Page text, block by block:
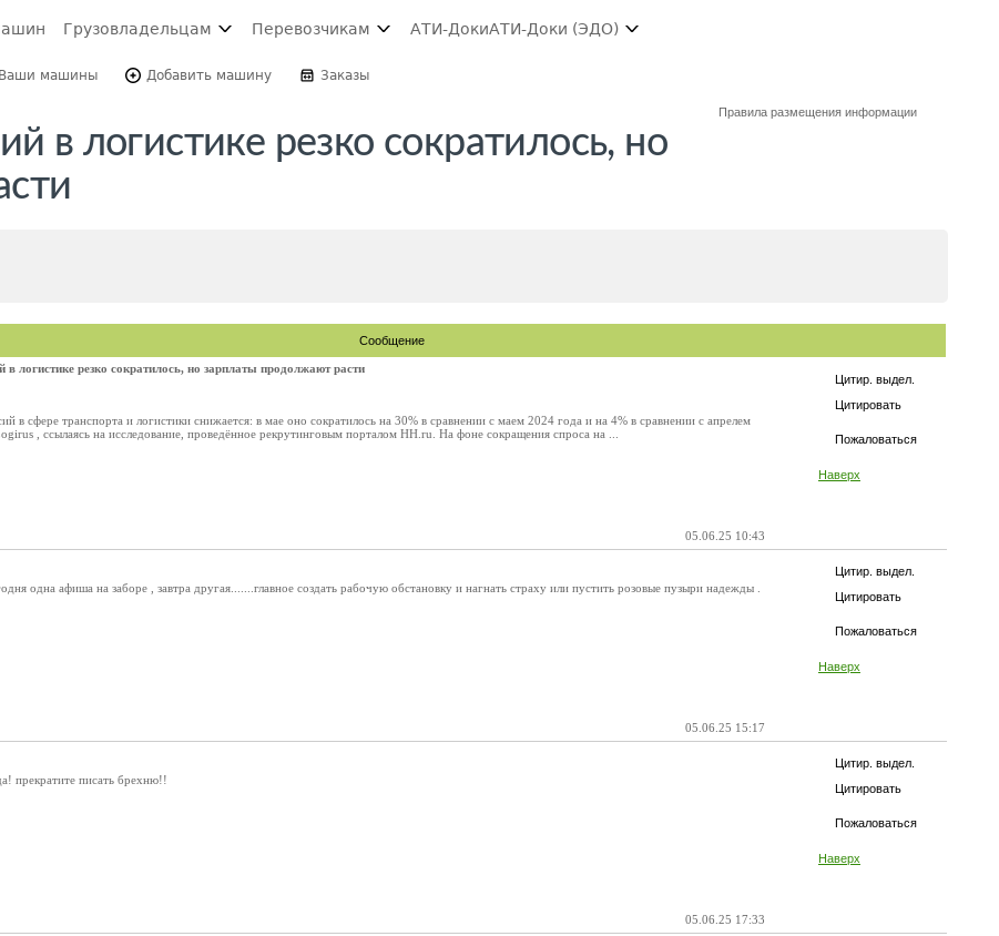
Грузовладельцам Перевозчикам АТИ-ДокиАТИ-Доки (ЭДО)
Ваши машины Добавить машину Заказы
Правила размещения информации
в логистике резко сократилось, но
Сообщение
Цитир. выдел.
Цитировать
Пожаловаться
Наверх
в логистике резко сократилось, но зарплаты продолжают расти
в сфере транспорта и логистики снижается: в мае оно сократилось на 30% в сравнении с маем 2024 года и на 4% в сравнении с апрелем
, ссылаясь на исследование, проведённое рекрутинговым порталом HH.ru. На фоне сокращения спроса на ...
05.06.25 10:43
Цитир. выдел.
Цитировать
Пожаловаться
Наверх
одна афиша на заборе , завтра другая.......главное создать рабочую обстановку и нагнать страху или пустить розовые пузыри надежды .
05.06.25 15:17
Цитир. выдел.
Цитировать
Пожаловаться
Наверх
прекратите писать брехню!!
05.06.25 17:33